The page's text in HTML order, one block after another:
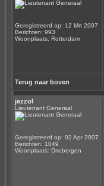
Geregistreerd op: 12 Mrt 2007
Berichten: 993
Woonplaats: Rotterdam
Terug naar boven
jezzol
Lieutenant Generaal
Geregistreerd op: 02 Apr 2007
Berichten: 1049
Woonplaats: Driebergen